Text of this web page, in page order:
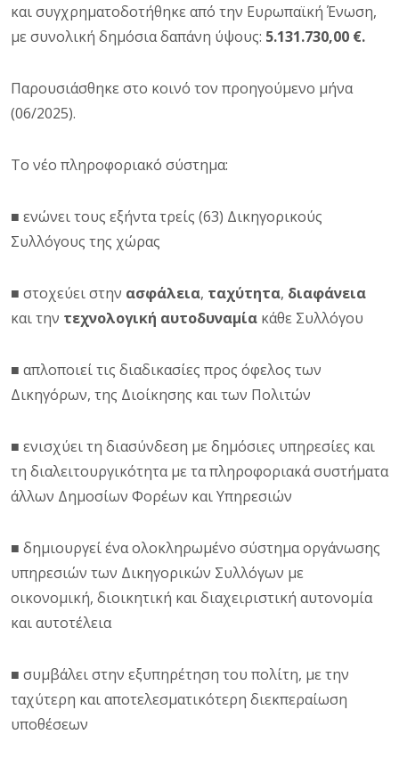
και συγχρηματοδοτήθηκε από την Ευρωπαϊκή Ένωση,
με συνολική δημόσια δαπάνη ύψους: 5.131.730,00 €.
Παρουσιάσθηκε στο κοινό τον προηγούμενο μήνα
(06/2025).
Το νέο πληροφοριακό σύστημα:
■ ενώνει τους εξήντα τρείς (63) Δικηγορικούς
Συλλόγους της χώρας
■ στοχεύει στην ασφάλεια, ταχύτητα, διαφάνεια
και την τεχνολογική αυτοδυναμία κάθε Συλλόγου
■ απλοποιεί τις διαδικασίες προς όφελος των
Δικηγόρων, της Διοίκησης και των Πολιτών
■ ενισχύει τη διασύνδεση με δημόσιες υπηρεσίες και
τη διαλειτουργικότητα με τα πληροφοριακά συστήματα
άλλων Δημοσίων Φορέων και Υπηρεσιών
■ δημιουργεί ένα ολοκληρωμένο σύστημα οργάνωσης
υπηρεσιών των Δικηγορικών Συλλόγων με
οικονομική, διοικητική και διαχειριστική αυτονομία
και αυτοτέλεια
■ συμβάλει στην εξυπηρέτηση του πολίτη, με την
ταχύτερη και αποτελεσματικότερη διεκπεραίωση
υποθέσεων